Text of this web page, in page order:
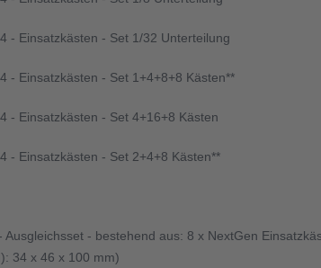
- Einsatzkästen - Set 1/32 Unterteilung
- Einsatzkästen - Set 1+4+8+8 Kästen**
- Einsatzkästen - Set 4+16+8 Kästen
- Einsatzkästen - Set 2+4+8 Kästen**
Ausgleichsset - bestehend aus: 8 x NextGen
34 x 46 x 100 mm)